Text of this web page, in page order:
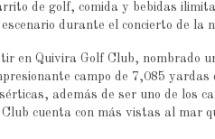
de golf, comida y bebidas
durante el concierto de la
en Quivira Golf Club, nombrado
campo de 7,085 yardas
además de ser uno de los
cuenta con más vistas al mar